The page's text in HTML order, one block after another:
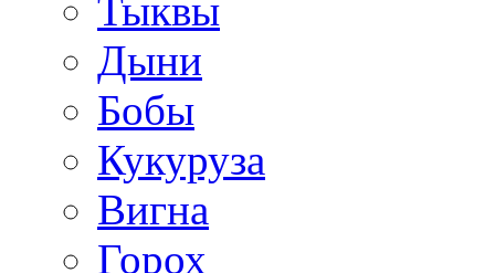
Тыквы
Дыни
Бобы
Кукуруза
Вигна
Горох